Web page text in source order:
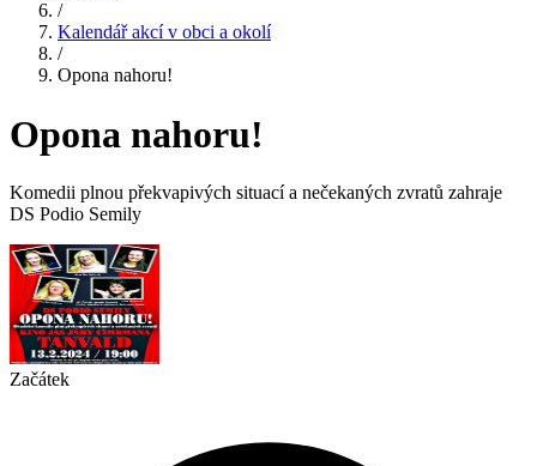
/
Kalendář akcí v obci a okolí
/
Opona nahoru!
Opona nahoru!
Komedii plnou překvapivých situací a nečekaných zvratů zahraje
DS Podio Semily
Začátek